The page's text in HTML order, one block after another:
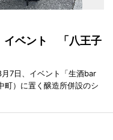
イベント 「八王子
7日、イベント「生酒bar
町）に置く醸造所併設のシ